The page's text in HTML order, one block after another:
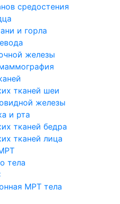
средостения
и горла
железы
тканей шеи
железы
и рта
тканей бедра
тканей лица
тела
МРТ тела